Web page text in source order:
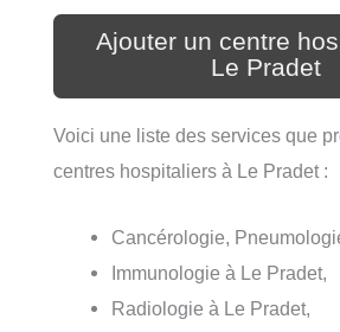
Ajouter un centre
Le Pradet
Voici une liste des services que
centres hospitaliers à Le Pradet :
Cancérologie,
Immunologie à Le Pradet,
Radiologie à Le Pradet,